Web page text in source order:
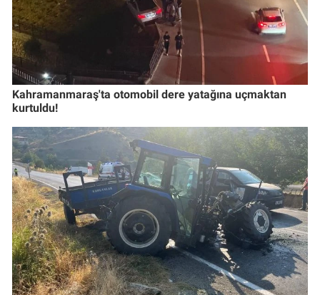
Kahramanmaraş'ta otomobil dere yatağına uçmaktan
kurtuldu!